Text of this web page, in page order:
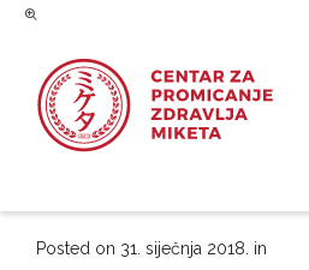
Posted on 31. siječnja 2018. in